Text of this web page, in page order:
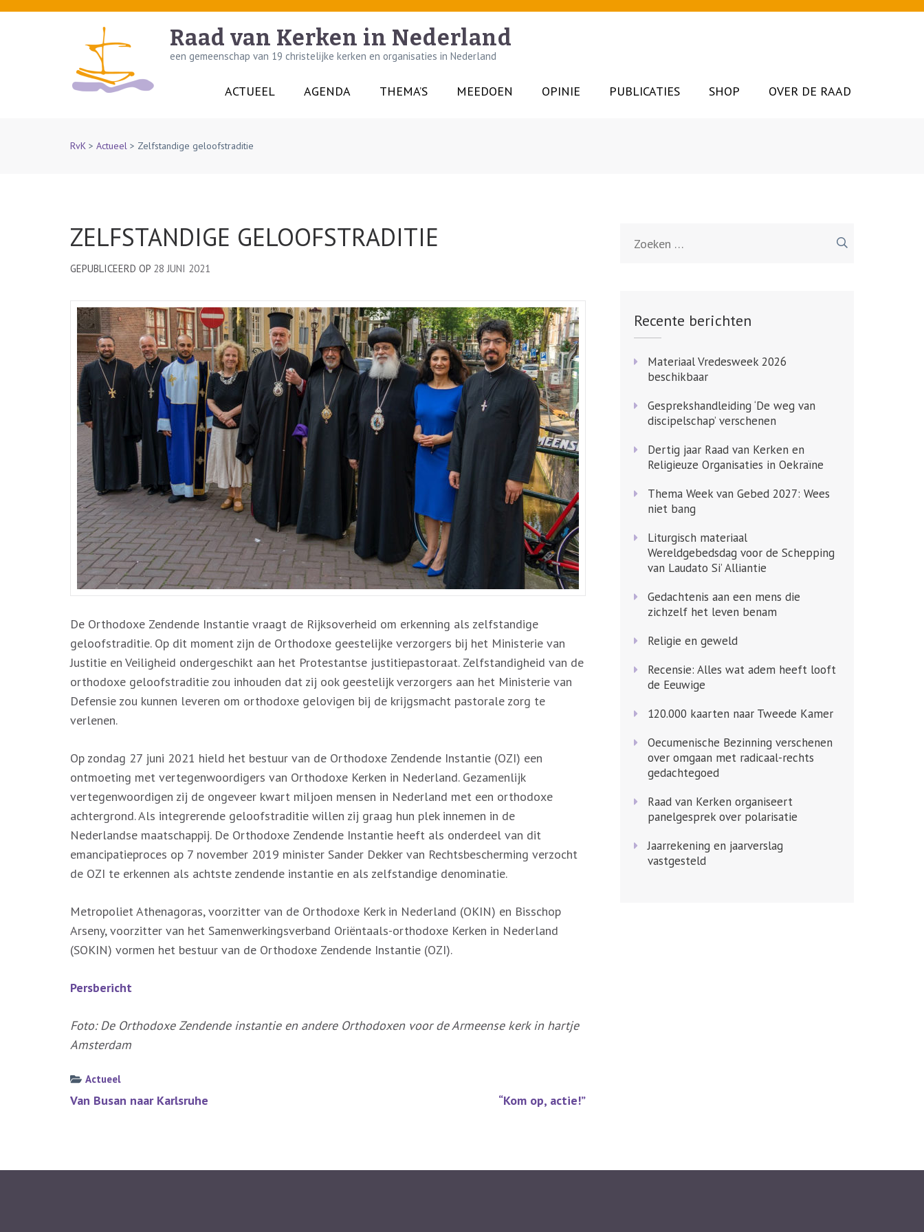
Skip
Raad van Kerken in Nederland
een gemeenschap van 19 christelijke kerken en organisaties in Nederland
ACTUEEL AGENDA THEMA’S MEEDOEN OPINIE PUBLICATIES SHOP OVER DE RAAD
RvK > Actueel > Zelfstandige geloofstraditie
ZELFSTANDIGE GELOOFSTRADITIE
GEPUBLICEERD OP 28 JUNI 2021
De Orthodoxe Zendende Instantie vraagt de Rijksoverheid om erkenning als zelfstandige
geloofstraditie. Op dit moment zijn de Orthodoxe geestelijke verzorgers bij het Ministerie van
Justitie en Veiligheid ondergeschikt aan het Protestantse justitiepastoraat. Zelfstandigheid van de
orthodoxe geloofstraditie zou inhouden dat zij ook geestelijk verzorgers aan het Ministerie van
Defensie zou kunnen leveren om orthodoxe gelovigen bij de krijgsmacht pastorale zorg te
verlenen.
Op zondag 27 juni 2021 hield het bestuur van de Orthodoxe Zendende Instantie (OZI) een
ontmoeting met vertegenwoordigers van Orthodoxe Kerken in Nederland. Gezamenlijk
vertegenwoordigen zij de ongeveer kwart miljoen mensen in Nederland met een orthodoxe
achtergrond. Als integrerende geloofstraditie willen zij graag hun plek innemen in de
Nederlandse maatschappij. De Orthodoxe Zendende Instantie heeft als onderdeel van dit
emancipatieproces op 7 november 2019 minister Sander Dekker van Rechtsbescherming verzocht
de OZI te erkennen als achtste zendende instantie en als zelfstandige denominatie.
Metropoliet Athenagoras, voorzitter van de Orthodoxe Kerk in Nederland (OKIN) en Bisschop
Arseny, voorzitter van het Samenwerkingsverband Oriëntaals-orthodoxe Kerken in Nederland
(SOKIN) vormen het bestuur van de Orthodoxe Zendende Instantie (OZI).
Persbericht
Foto: De Orthodoxe Zendende instantie en andere Orthodoxen voor de Armeense kerk in hartje
Amsterdam
Actueel
Bericht
Van Busan naar Karlsruhe “Kom op, actie!”
naar:
Recente berichten
Materiaal Vredesweek 2026
beschikbaar
Gesprekshandleiding ‘De weg van
discipelschap’ verschenen
Dertig jaar Raad van Kerken en
Religieuze Organisaties in Oekraïne
Thema Week van Gebed 2027: Wees
niet bang
Liturgisch materiaal
Wereldgebedsdag voor de Schepping
van Laudato Si’ Alliantie
Gedachtenis aan een mens die
zichzelf het leven benam
Religie en geweld
Recensie: Alles wat adem heeft looft
de Eeuwige
120.000 kaarten naar Tweede Kamer
Oecumenische Bezinning verschenen
over omgaan met radicaal-rechts
gedachtegoed
Raad van Kerken organiseert
panelgesprek over polarisatie
Jaarrekening en jaarverslag
vastgesteld